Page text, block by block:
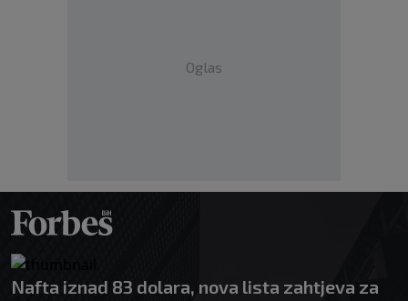
Oglas
Nafta iznad 83 dolara, nova lista zahtjeva za